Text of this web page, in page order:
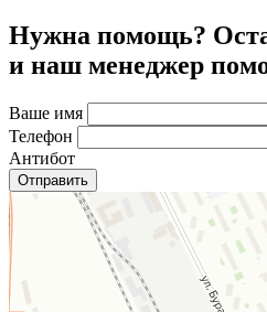
Нужна помощь?
и наш менеджер
Ваше имя
Телефон
Антибот
Отправить